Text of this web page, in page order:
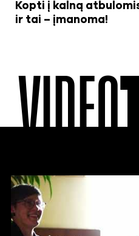
Kopti į kalną
ir tai – įmanoma!
VIDEO